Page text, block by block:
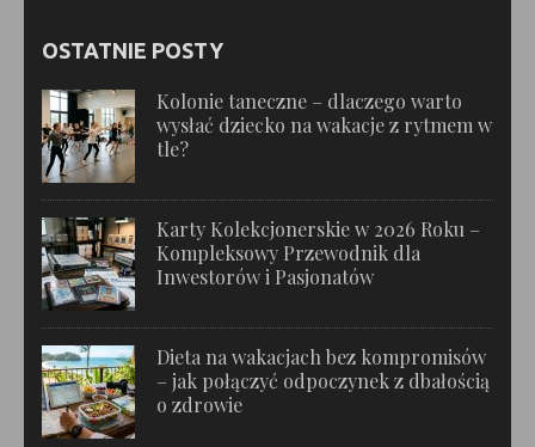
OSTATNIE POSTY
Kolonie taneczne – dlaczego warto
wysłać dziecko na wakacje z rytmem w
tle?
Karty Kolekcjonerskie w 2026 Roku –
Kompleksowy Przewodnik dla
Inwestorów i Pasjonatów
Dieta na wakacjach bez kompromisów
– jak połączyć odpoczynek z dbałością
o zdrowie